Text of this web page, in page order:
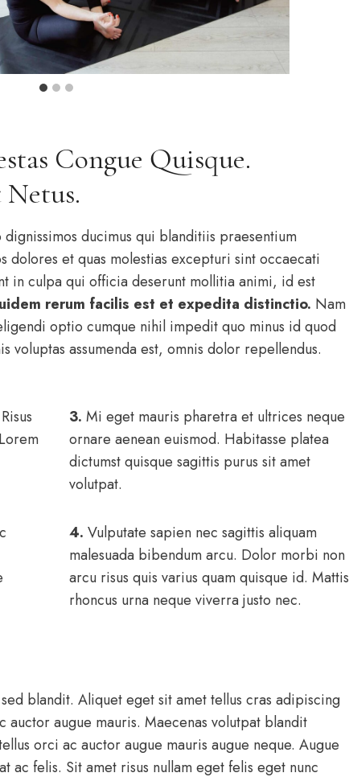
Congue Quisque.
ducimus qui blanditiis praesentium
et quas molestias excepturi sint occaecati
in culpa qui officia deserunt mollitia animi, id est
rerum facilis est et expedita distinctio. Nam
optio cumque nihil impedit quo minus id quod
voluptas assumenda est, omnis dolor repellendus.
3. Mi eget mauris pharetra et ultrices neque
ornare aenean euismod. Habitasse platea
dictumst quisque sagittis purus sit amet
volutpat.
4. Vulputate sapien nec sagittis aliquam
malesuada bibendum arcu. Dolor morbi non
arcu risus quis varius quam quisque id. Mattis
rhoncus urna neque viverra justo nec.
blandit. Aliquet eget sit amet tellus cras adipiscing
auctor augue mauris. Maecenas volutpat blandit
orci ac auctor augue mauris augue neque. Augue
ac felis. Sit amet risus nullam eget felis eget nunc